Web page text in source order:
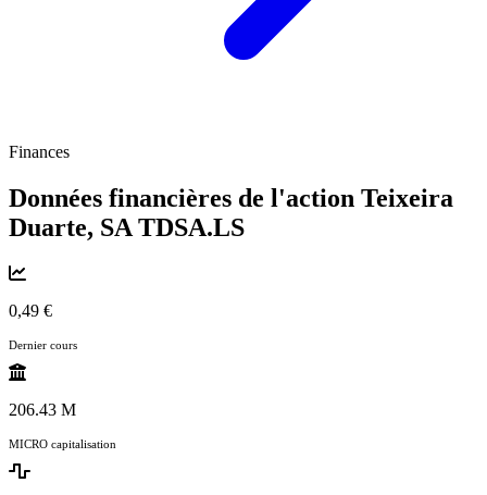
Finances
Données financières de l'action Teixeira
Duarte, SA TDSA.LS
0,49 €
Dernier cours
206.43 M
MICRO capitalisation